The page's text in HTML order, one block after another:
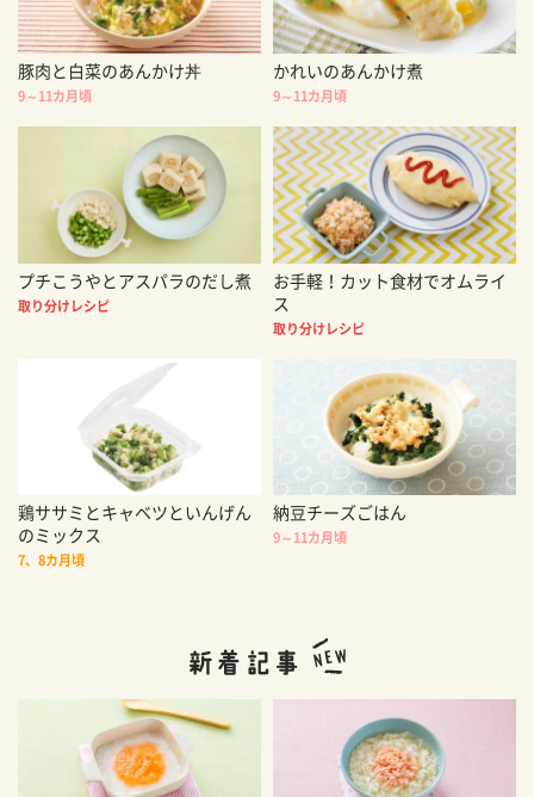
豚肉と白菜のあんかけ丼
9～11カ月頃
かれいのあんかけ煮
9～11カ月頃
プチこうやとアスパラのだし煮
取り分けレシピ
お手軽！カット食材でオムライ
ス
取り分けレシピ
鶏ササミとキャベツといんげん
のミックス
7、8カ月頃
納豆チーズごはん
9～11カ月頃